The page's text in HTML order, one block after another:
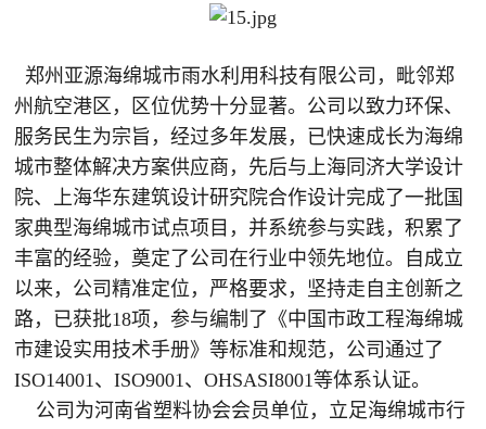
郑州亚源海绵城市雨水利用科技有限公司，毗邻郑
州航空港区，区位优势十分显著。公司以致力环保、
服务民生为宗旨，经过多年发展，已快速成长为海绵
城市整体解决方案供应商，先后与上海同济大学设计
院、上海华东建筑设计研究院合作设计完成了一批国
家典型海绵城市试点项目，并系统参与实践，积累了
丰富的经验，奠定了公司在行业中领先地位。自成立
以来，公司精准定位，严格要求，坚持走自主创新之
路，已获批18项，参与编制了《中国市政工程海绵城
市建设实用技术手册》等标准和规范，公司通过了
ISO14001、ISO9001、OHSASI8001等体系认证。
公司为河南省塑料协会会员单位，立足海绵城市行